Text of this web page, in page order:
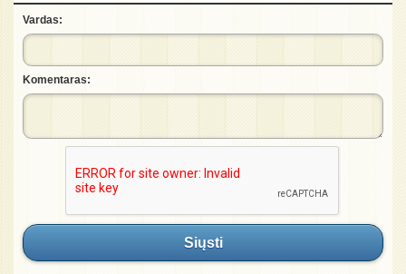
Vardas:
Komentaras:
Siųsti